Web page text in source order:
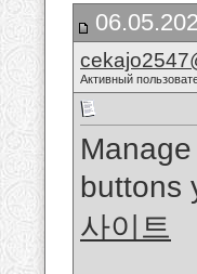
Активный
buttons
사이트